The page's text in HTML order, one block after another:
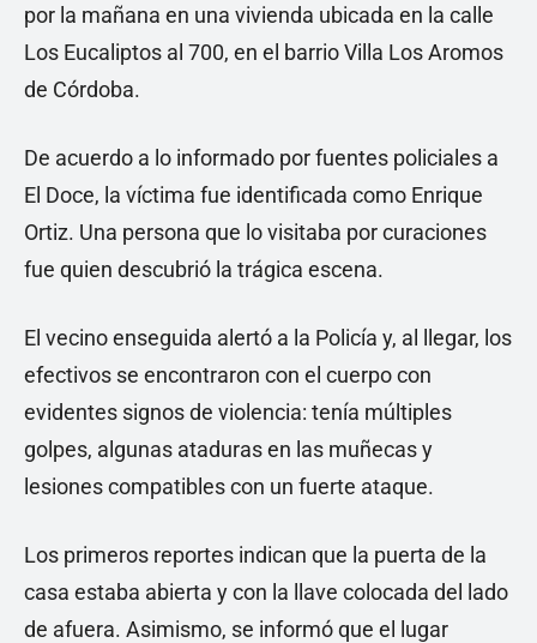
por la mañana en una vivienda ubicada en la calle
Los Eucaliptos al 700, en el barrio Villa Los Aromos
de Córdoba.
De acuerdo a lo informado por fuentes policiales a
El Doce, la víctima fue identificada como Enrique
Ortiz. Una persona que lo visitaba por curaciones
fue quien descubrió la trágica escena.
El vecino enseguida alertó a la Policía y, al llegar, los
efectivos se encontraron con el cuerpo con
evidentes signos de violencia: tenía múltiples
golpes, algunas ataduras en las muñecas y
lesiones compatibles con un fuerte ataque.
Los primeros reportes indican que la puerta de la
casa estaba abierta y con la llave colocada del lado
de afuera. Asimismo, se informó que el lugar